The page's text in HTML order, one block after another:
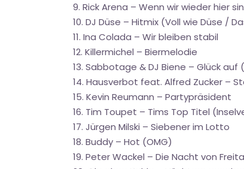
9. Rick Arena – Wenn wir wieder hier
10. DJ Düse – Hitmix (Voll wie Düse /
11. Ina Colada – Wir bleiben stabil
12. Killermichel – Biermelodie
13. Sabbotage & DJ Biene – Glück
14. Hausverbot feat. Alfred Zucker –
15. Kevin Reumann – Partypräsident
16. Tim Toupet – Tims Top Titel
17. Jürgen Milski – Siebener im Lotto
18. Buddy – Hot (OMG)
19. Peter Wackel – Die Nacht von